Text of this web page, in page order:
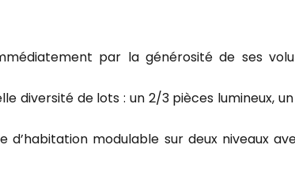
par la générosité de ses
diversité de lots : un 2/3 pièces lumineux,
modulable sur deux niveaux